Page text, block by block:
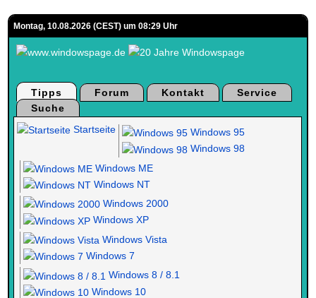
Montag, 10.08.2026 (CEST) um 08:29 Uhr
Tipps Forum Kontakt
Service
Suche
Startseite
Windows 95
Windows 98
Windows ME
Windows NT
Windows 2000
Windows XP
Windows Vista
Windows 7
Windows 8 / 8.1
Windows 10